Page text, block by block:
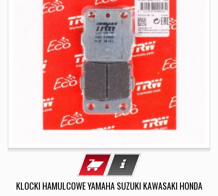
KLOCKI HAMULCOWE YAMAHA SUZUKI KAWASAKI HONDA